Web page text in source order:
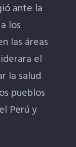
ante la
los
las áreas
el
la salud
pueblos
Perú y